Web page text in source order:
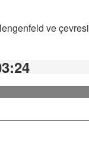
ve çevresi